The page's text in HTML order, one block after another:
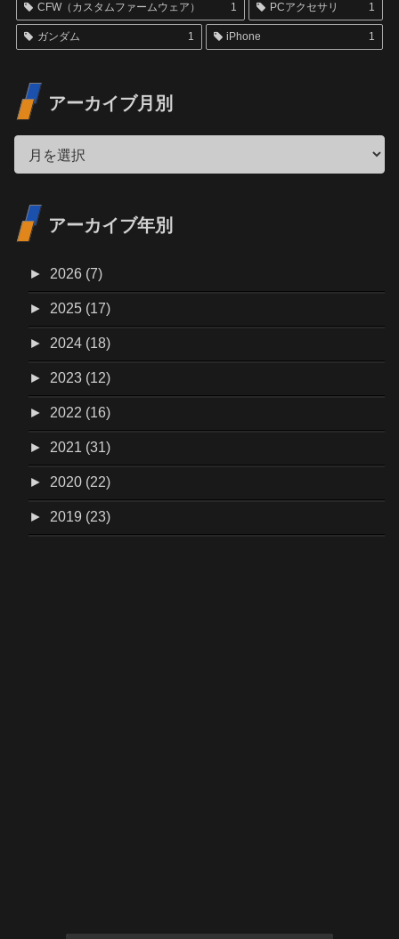
CFW（カスタムファームウェア） 1 PCアクセサリ 1
ガンダム 1 iPhone 1
アーカイブ月別
アーカイブ年別
► 2026 (7)
► 2025 (17)
► 2024 (18)
► 2023 (12)
► 2022 (16)
► 2021 (31)
► 2020 (22)
► 2019 (23)